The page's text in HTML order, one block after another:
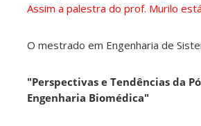
Assim a palestra do prof. Murilo
O mestrado em Engenharia de
"Perspectivas e Tendências da
Engenharia Biomédica"